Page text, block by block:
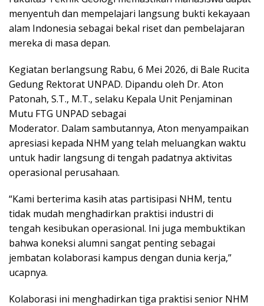
menyentuh dan mempelajari langsung bukti kekayaan
alam Indonesia sebagai bekal riset dan pembelajaran
mereka di masa depan.
Kegiatan berlangsung Rabu, 6 Mei 2026, di Bale Rucita
Gedung Rektorat UNPAD. Dipandu oleh Dr. Aton
Patonah, S.T., M.T., selaku Kepala Unit Penjaminan
Mutu FTG UNPAD sebagai
Moderator. Dalam sambutannya, Aton menyampaikan
apresiasi kepada NHM yang telah meluangkan waktu
untuk hadir langsung di tengah padatnya aktivitas
operasional perusahaan.
“Kami berterima kasih atas partisipasi NHM, tentu
tidak mudah menghadirkan praktisi industri di
tengah kesibukan operasional. Ini juga membuktikan
bahwa koneksi alumni sangat penting sebagai
jembatan kolaborasi kampus dengan dunia kerja,”
ucapnya.
Kolaborasi ini menghadirkan tiga praktisi senior NHM